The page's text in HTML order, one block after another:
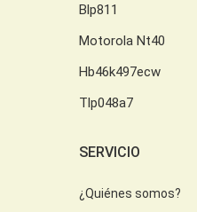
Blp811
Motorola Nt40
Hb46k497ecw
Tlp048a7
SERVICIO
¿Quiénes somos?